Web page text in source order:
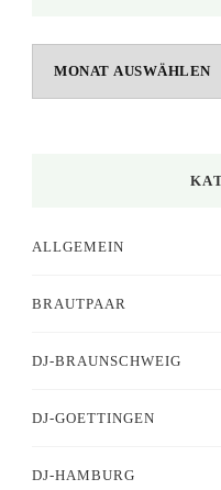
ALLGEMEIN
BRAUTPAAR
DJ-BRAUNSCHWEIG
DJ-GOETTINGEN
DJ-HAMBURG